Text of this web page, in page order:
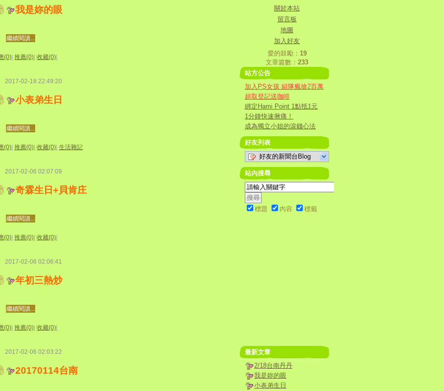
我是妳的眼
繼續閱讀...
(0) 推薦(0) 收藏(0)
2017-02-18 22:49:20
小表弟生日
繼續閱讀...
(0) 推薦(0) 收藏(0) 生活雜記
2017-02-06 02:07:09
奇霖生日+貝肯庄
繼續閱讀...
(0) 推薦(0) 收藏(0)
2017-02-06 02:06:41
年初三熱炒
繼續閱讀...
(0) 推薦(0) 收藏(0)
2017-02-06 02:03:22
20170114台南
關於本站
留言板
地圖
加入好友
愛的鼓勵： 19
文章篇數： 233
站方公告
加入PS女孩 組隊瘋搶2百萬
超取登記送咖啡
綁定Hami Point 1點抵1元
1分鐘快速揪痛！
成為獨立小姐的滾錢心法
好友列表
好友的新聞台Blog
站內搜尋
標題 內容 標籤
最新文章
2/18台南丹丹
我是妳的眼
小表弟生日